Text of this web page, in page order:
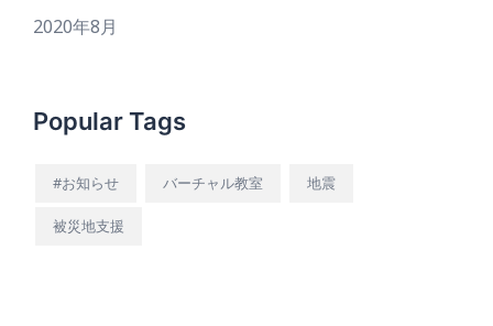
2020年8月
Popular Tags
#お知らせ バーチャル教室 地震
被災地支援